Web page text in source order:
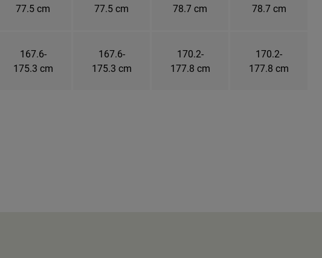
77.5 cm 77.5 cm 78.7 cm 78.7 cm
167.6-
175.3 cm
167.6-
175.3 cm
170.2-
177.8 cm
170.2-
177.8 cm